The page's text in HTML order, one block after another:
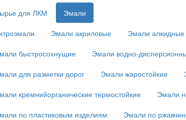
для ЛКМ
Эмали
Эмали акриловые Эмали алкидные
быстросохнущие
Эмали водно-
для разметки дорог
Эмали жаростойкие
кремнийорганические термостойкие
Эмали
по пластиковым изделиям
Эмали по